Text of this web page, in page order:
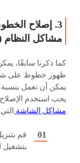
مشاكل النظام
يجب استخدم
مشاكل الشاشة
بتشغيل